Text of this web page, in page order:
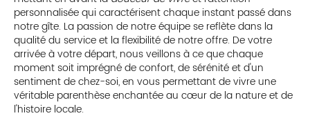
personnalisée qui caractérisent chaque instant passé dans
notre gîte. La passion de notre équipe se reflète dans la
qualité du service et la flexibilité de notre offre. De votre
arrivée à votre départ, nous veillons à ce que chaque
moment soit imprégné de confort, de sérénité et d'un
sentiment de chez-soi, en vous permettant de vivre une
véritable parenthèse enchantée au cœur de la nature et de
l'histoire locale.